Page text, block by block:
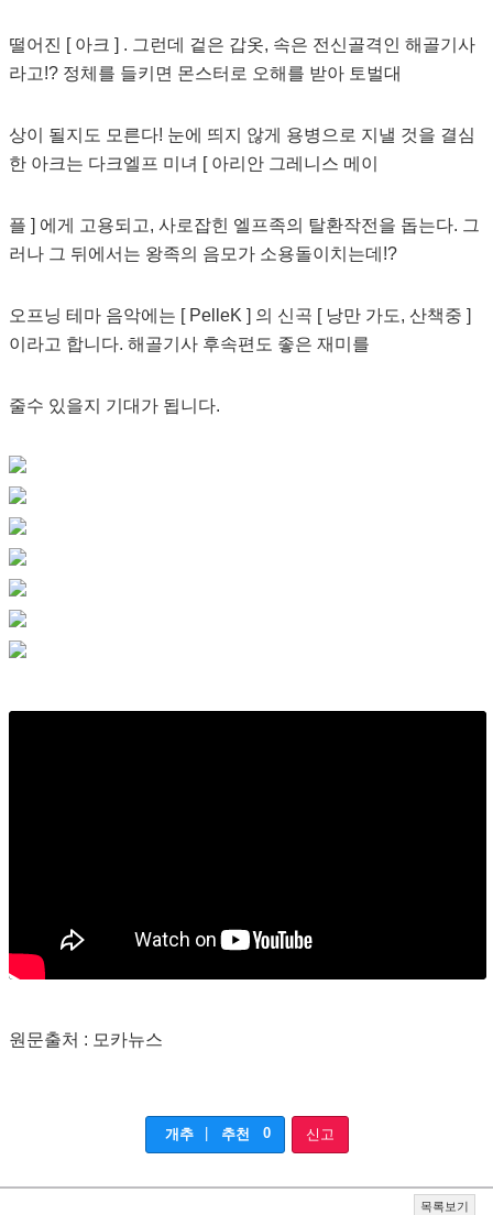
떨어진 [ 아크 ] . 그런데 겉은 갑옷, 속은 전신골격인 해골기사
라고!? 정체를 들키면 몬스터로 오해를 받아 토벌대
상이 될지도 모른다! 눈에 띄지 않게 용병으로 지낼 것을 결심
한 아크는 다크엘프 미녀 [ 아리안 그레니스 메이
플 ] 에게 고용되고, 사로잡힌 엘프족의 탈환작전을 돕는다. 그
러나 그 뒤에서는 왕족의 음모가 소용돌이치는데!?
오프닝 테마 음악에는 [ PelleK ] 의 신곡 [ 낭만 가도, 산책중 ]
이라고 합니다. 해골기사 후속편도 좋은 재미를
줄수 있을지 기대가 됩니다.
원문출처 : 모카뉴스
개추 추천 0 신고
목록보기